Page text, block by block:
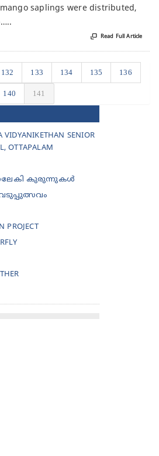
saplings were distributed,
 Read Full Article
132 133 134 135 136
140 141
VIDYANIKETHAN SENIOR
OTTAPALAM
കുരുന്നുകള്‍
PROJECT